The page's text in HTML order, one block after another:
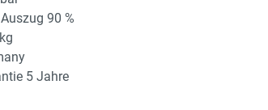
90 %
5 Jahre